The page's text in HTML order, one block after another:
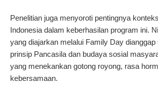
Penelitian juga menyoroti pentingnya
Indonesia dalam keberhasilan program ini.
yang diajarkan melalui Family Day dianggap
prinsip Pancasila dan budaya sosial
yang menekankan gotong royong, rasa
kebersamaan.